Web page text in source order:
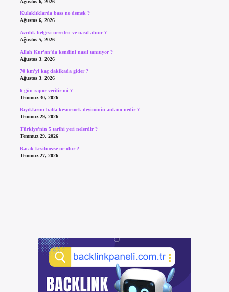
Ağustos 6, 2026
Kulaklıklarda bass ne demek ?
Ağustos 6, 2026
Avcılık belgesi nereden ve nasıl alınır ?
Ağustos 5, 2026
Allah Kur’an’da kendini nasıl tanıtıyor ?
Ağustos 3, 2026
70 km’yi kaç dakikada gider ?
Ağustos 3, 2026
6 gün rapor verilir mi ?
Temmuz 30, 2026
Bıyıklarını balta kesmemek deyiminin anlamı nedir ?
Temmuz 29, 2026
Türkiye’nin 5 tarihi yeri nelerdir ?
Temmuz 29, 2026
Bacak kesilmezse ne olur ?
Temmuz 27, 2026